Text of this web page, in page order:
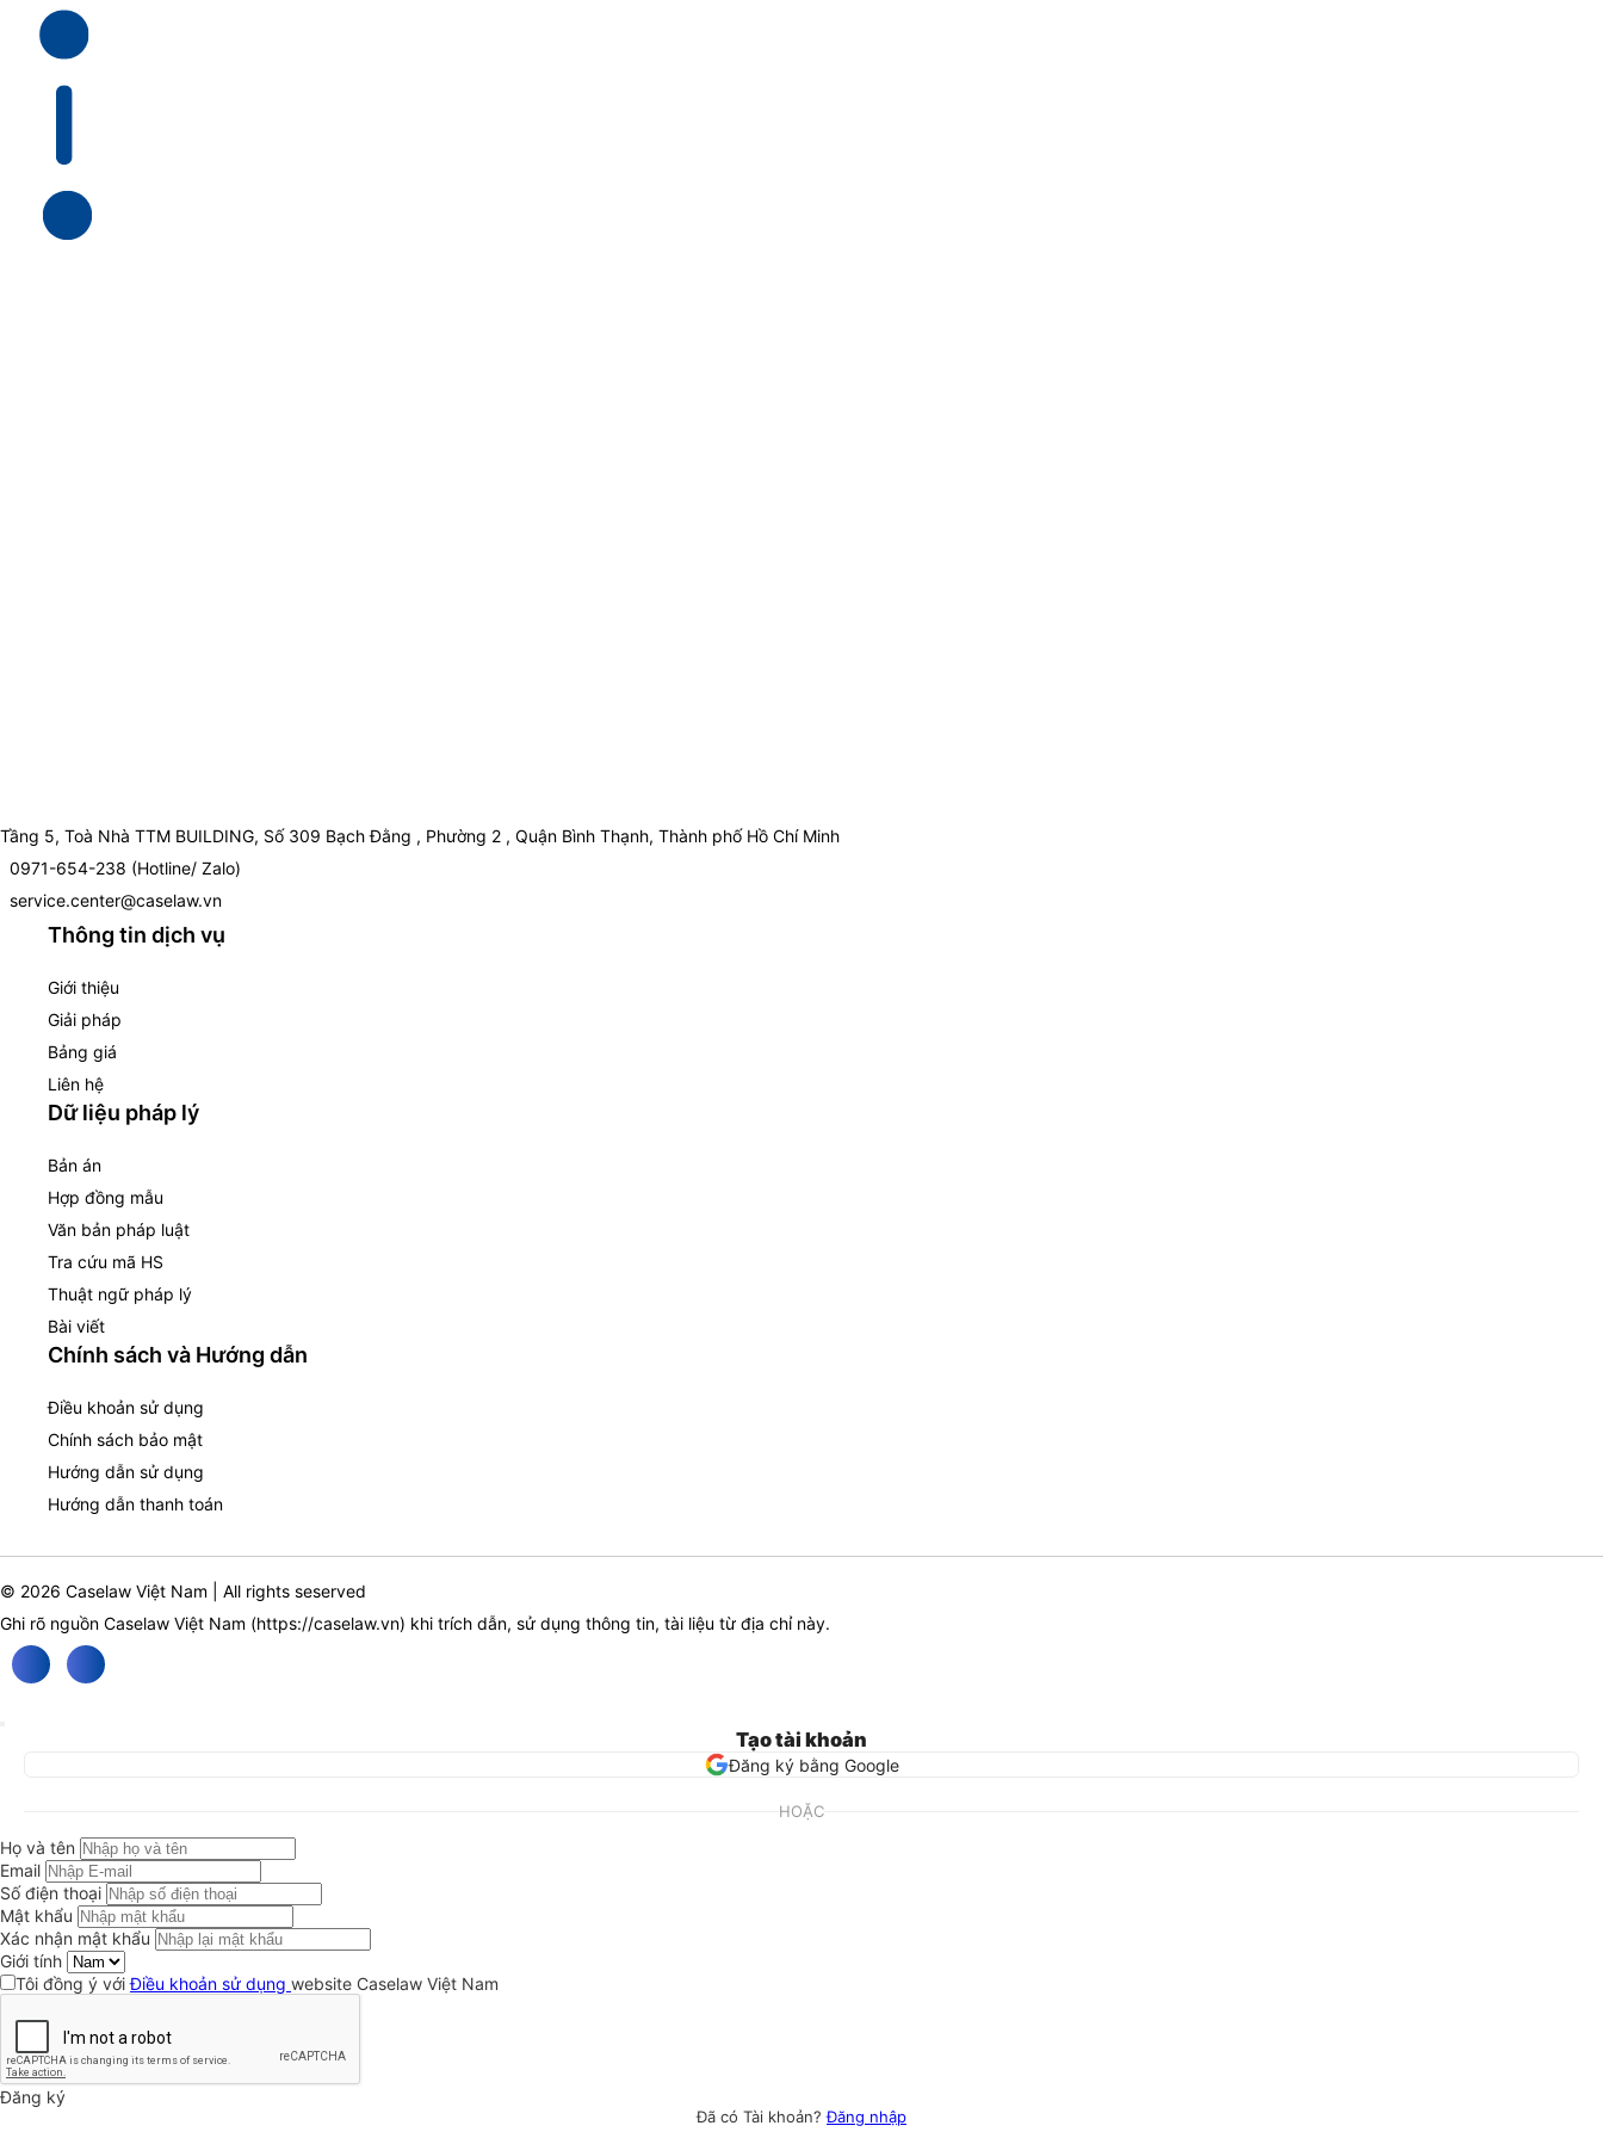
Tầng 5, Toà Nhà TTM BUILDING, Số 309 Bạch Đằng , Phường 2 , Quận Bình Thạnh, Thành phố Hồ Chí Minh
0971-654-238 (Hotline/ Zalo)
service.center@caselaw.vn
Thông tin dịch vụ
Giới thiệu
Giải pháp
Bảng giá
Liên hệ
Dữ liệu pháp lý
Bản án
Hợp đồng mẫu
Văn bản pháp luật
Tra cứu mã HS
Thuật ngữ pháp lý
Bài viết
Chính sách và Hướng dẫn
Điều khoản sử dụng
Chính sách bảo mật
Hướng dẫn sử dụng
Hướng dẫn thanh toán
© 2026 Caselaw Việt Nam | All rights seserved
Ghi rõ nguồn Caselaw Việt Nam (https://caselaw.vn) khi trích dẫn, sử dụng thông tin, tài liệu từ địa chỉ này.
Tạo tài khoản
Đăng ký bằng Google
HOẶC
Họ và tên
Email
Số điện thoại
Mật khẩu
Xác nhận mật khẩu
Giới tính
Tôi đồng ý vớiĐiều khoản sử dụng website Caselaw Việt Nam
Đăng ký
Đã có Tài khoản?Đăng nhập